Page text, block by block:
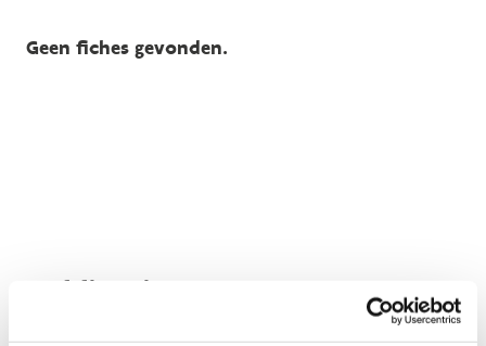
Geen fiches gevonden.
Publicaties